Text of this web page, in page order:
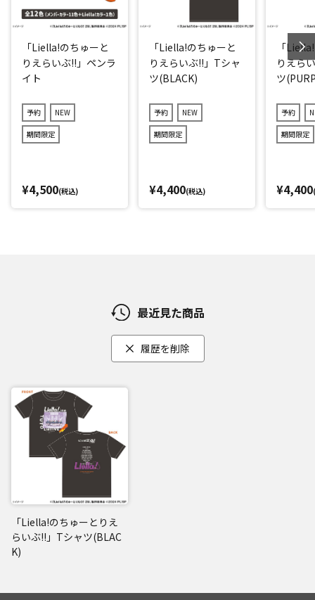
「Liella!のちゅーと
りえらいぶ!!」ペンラ
イト
予約 NEW
期間限定
¥4,500(税込)
「Liella!のちゅーと
りえらいぶ!!」Tシャ
ツ(BLACK)
予約 NEW
期間限定
¥4,400(税込)
「
りえら
ツ
予約
期間限定
¥4,400
最近見た商品
履歴を削除
「Liella!のちゅーとりえ
らいぶ!!」Tシャツ(BLAC
K)